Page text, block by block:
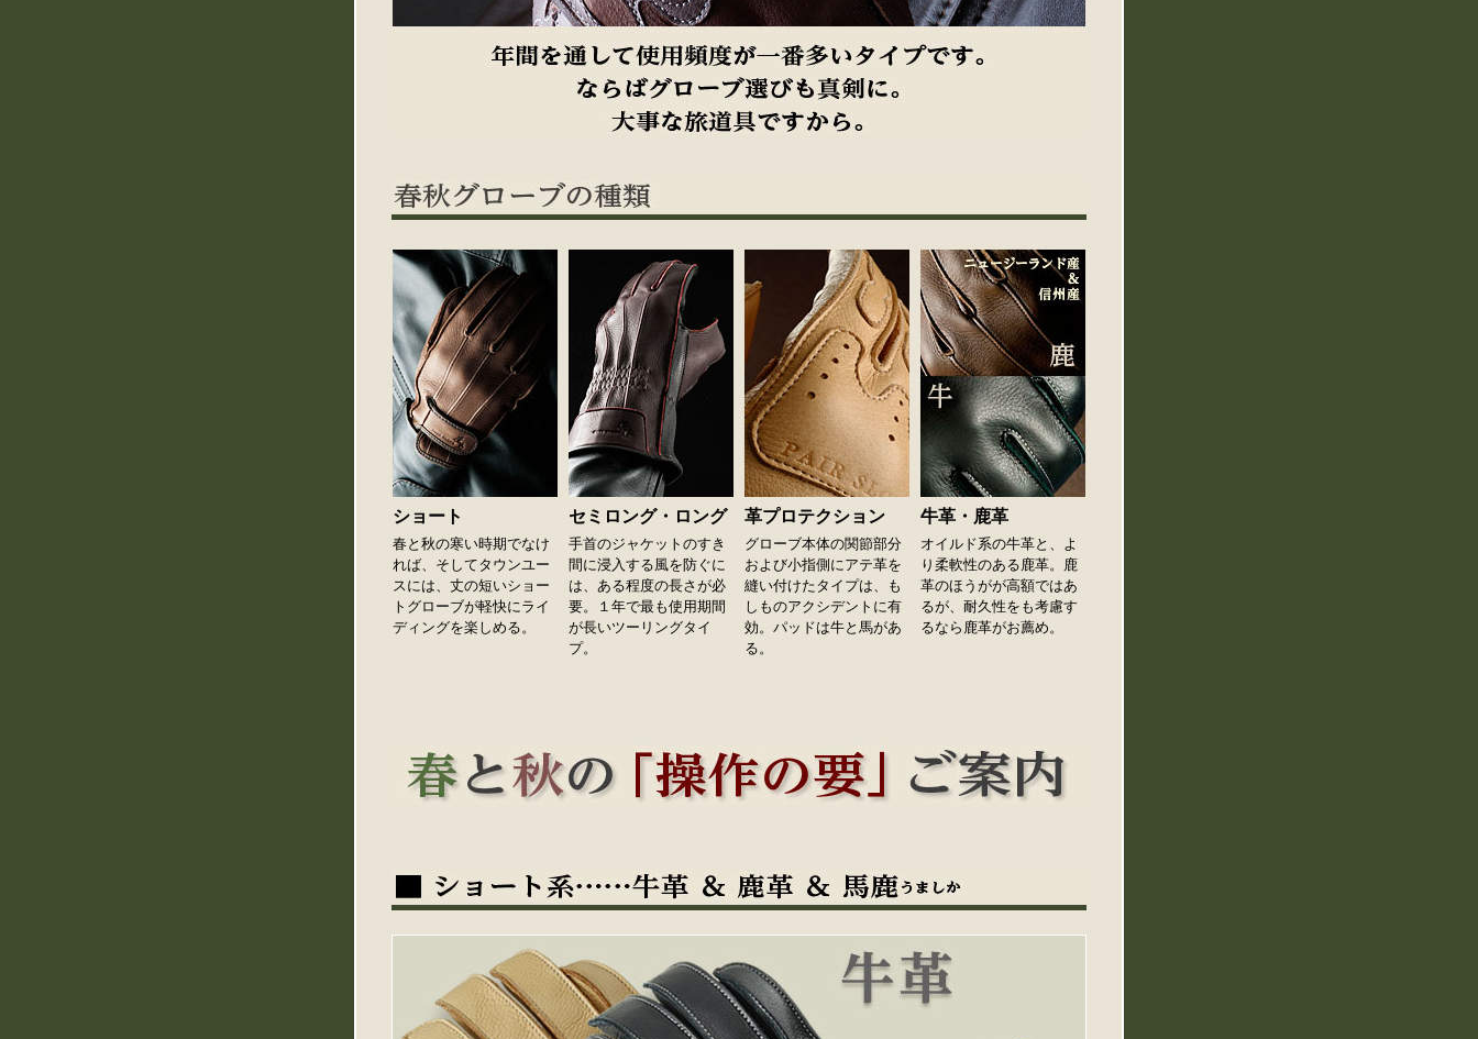
ショート セミロング・ロング 革プロテクション 牛革・鹿革
春と秋の寒い時期でなけ
れば、そしてタウンユー
スには、丈の短いショー
トグローブが軽快にライ
ディングを楽しめる。
手首のジャケットのすき
間に浸入する風を防ぐに
は、ある程度の長さが必
要。１年で最も使用期間
が長いツーリングタイ
プ。
グローブ本体の関節部分
および小指側にアテ革を
縫い付けたタイプは、も
しものアクシデントに有
効。パッドは牛と馬があ
る。
オイルド系の牛革と、よ
り柔軟性のある鹿革。鹿
革のほうがが高額ではあ
るが、耐久性をも考慮す
るなら鹿革がお薦め。